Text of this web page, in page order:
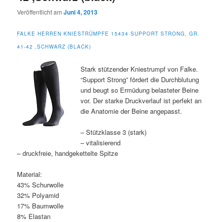
Veröffentlicht amJuni 4, 2013
FALKE HERREN KNIESTRÜMPFE 15434 SUPPORT STRONG, GR.
41-42 ,SCHWARZ (BLACK)
Stark stützender Kniestrumpf von Falke.
“Support Strong” fördert die Durchblutung
und beugt so Ermüdung belasteter Beine
vor. Der starke Druckverlauf ist perfekt an
die Anatomie der Beine angepasst.
– Stützklasse 3 (stark)
– vitalisierend
– druckfreie, handgekettelte Spitze
Material:
43% Schurwolle
32% Polyamid
17% Baumwolle
8% Elastan